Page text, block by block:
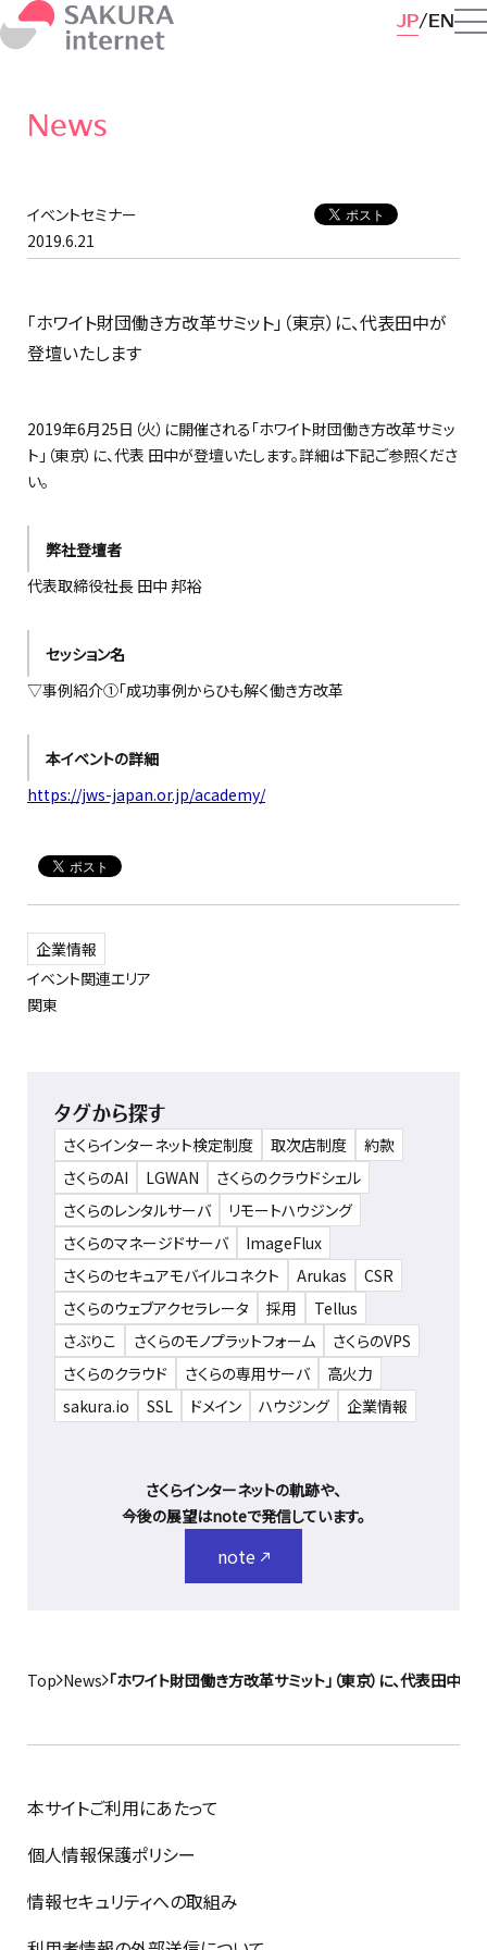
JP EN
News
イベントセミナー
2019.6.21
「ホワイト財団働き方改革サミット」（東京）に、代表田中が
登壇いたします
2019年6月25日（火）に開催される「ホワイト財団働き方改革サミッ
ト」（東京）に、代表 田中が登壇いたします。詳細は下記ご参照くださ
い。
弊社登壇者
代表取締役社長 田中 邦裕
セッション名
▽事例紹介①「成功事例からひも解く働き方改革
本イベントの詳細
https://jws-japan.or.jp/academy/
企業情報
イベント関連エリア
関東
タグから探す
さくらインターネット検定制度 取次店制度
約款
さくらのAI
LGWAN
さくらのクラウドシェル
さくらのレンタルサーバ
リモートハウジング
さくらのマネージドサーバ
ImageFlux
さくらのセキュアモバイルコネクト
Arukas
CSR
さくらのウェブアクセラレータ
採用
Tellus
さぶりこ
さくらのモノプラットフォーム
さくらのVPS
さくらのクラウド
さくらの専用サーバ
高火力
sakura.io
SSL ドメイン ハウジング 企業情報
さくらインターネットの軌跡や、
今後の展望はnoteで発信しています。
note
Top News 「ホワイト財団働き方改革サミット」（東京）に、代表田中
本サイトご利用にあたって
個人情報保護ポリシー
情報セキュリティへの取組み